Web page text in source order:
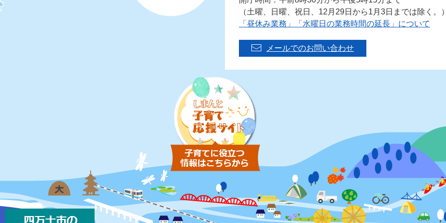
（土曜、日曜、祝日、12月29日から1月3日までは除く。
「昼休み業務」「水曜日の業務時間の延長」について
メールでのお問い合わせ